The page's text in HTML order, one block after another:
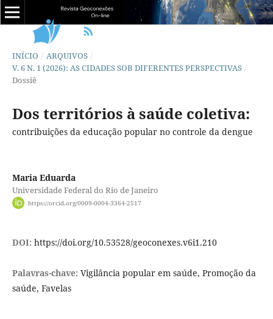
INÍCIO / ARQUIVOS /
V. 6 N. 1 (2026): AS CIDADES SOB DIFERENTES PERSPECTIVAS /
Dossiê
Dos territórios à saúde coletiva:
contribuições da educação popular no controle da dengue
Maria Eduarda
Universidade Federal do Rio de Janeiro
https://orcid.org/0009-0004-3364-2517
DOI: https://doi.org/10.53528/geoconexes.v6i1.210
Palavras-chave: Vigilância popular em saúde, Promoção da
saúde, Favelas